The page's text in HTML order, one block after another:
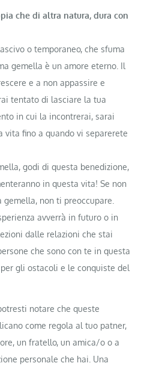
che di altra natura, dura con
o temporaneo, che sfuma
gemella è un amore eterno. Il
e a non appassire e
tentato di lasciare la tua
in cui la incontrerai, sarai
vita fino a quando vi separerete
godi di questa benedizione,
in questa vita! Se non
non ti preoccupare.
avverrà in futuro o in
dalle relazioni che stai
che sono con te in questa
gli ostacoli e le conquiste del
notare che queste
come regola al tuo patner,
un fratello, un amica/o o a
personale che hai. Una